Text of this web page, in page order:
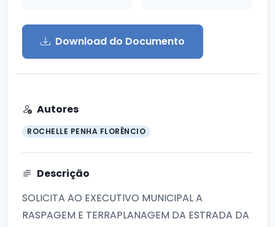
Download do Documento
Autores
ROCHELLE PENHA FLORÊNCIO
Descrição
SOLICITA AO EXECUTIVO MUNICIPAL A
RASPAGEM E TERRAPLANAGEM DA ESTRADA DA